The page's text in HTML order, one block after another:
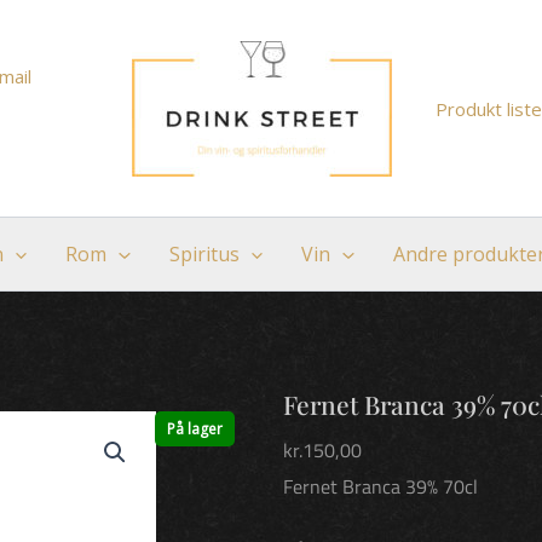
Produkt
Rom Spiritus Vin Andre
På lager
Fernet Branca 39%
kr.150,00
Fernet Branca 39% 70cl